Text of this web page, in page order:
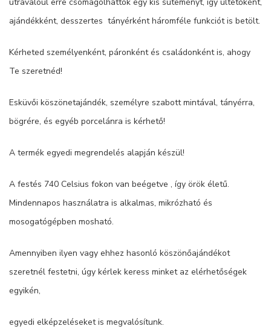
ajándékként, desszertes tányérként háromféle funkciót is betölt.
Kérheted személyenként, páronként és családonként is, ahogy
Te szeretnéd!
Esküvői köszönetajándék, személyre szabott mintával, tányérra,
bögrére, és egyéb porcelánra is kérhető!
A termék egyedi megrendelés alapján készül!
A festés 740 Celsius fokon van beégetve , így örök életű.
Mindennapos használatra is alkalmas, mikrózható és
mosogatógépben mosható.
Amennyiben ilyen vagy ehhez hasonló köszönőajándékot
szeretnél festetni, úgy kérlek keress minket az elérhetőségek
egyikén,
egyedi elképzeléseket is megvalósítunk.